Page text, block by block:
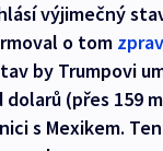
výjimečný
o tom
by Trumpovi
dolarů (přes 159
s Mexikem.